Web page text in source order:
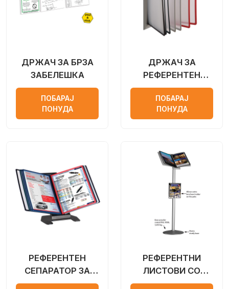
ДРЖАЧ ЗА БРЗА
ЗАБЕЛЕШКА
ПОБАРАЈ
ПОНУДА
ДРЖАЧ ЗА
РЕФЕРЕНТЕН
СЕПАРАТОР ЗА
ЗИД
ПОБАРАЈ
ПОНУДА
РЕФЕРЕНТЕН
СЕПАРАТОР ЗА
БИРО
РЕФЕРЕНТНИ
ЛИСТОВИ СО
ДРЖАЧ ЗА ПОД